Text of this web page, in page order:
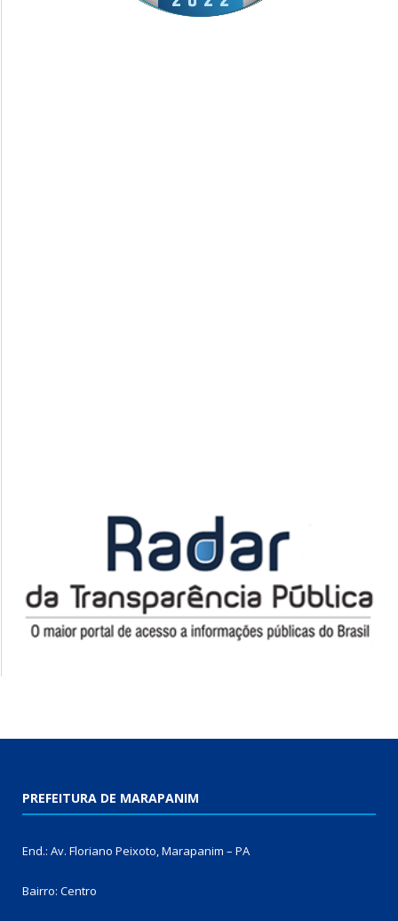
PREFEITURA DE MARAPANIM
End.: Av. Floriano Peixoto, Marapanim – PA
Bairro: Centro